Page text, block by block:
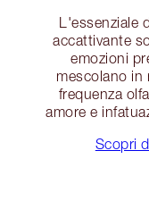
L'essenziale
accattivante
emozioni
mescolano in
frequenza
amore e
Scopri